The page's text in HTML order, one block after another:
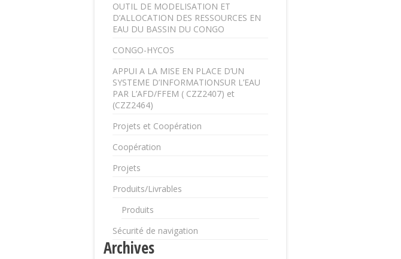
OUTIL DE MODELISATION ET
D’ALLOCATION DES RESSOURCES EN
EAU DU BASSIN DU CONGO
CONGO-HYCOS
APPUI A LA MISE EN PLACE D’UN
SYSTEME D’INFORMATIONSUR L’EAU
PAR L’AFD/FFEM ( CZZ2407) et
(CZZ2464)
Projets et Coopération
Coopération
Projets
Produits/Livrables
Produits
Sécurité de navigation
Archives